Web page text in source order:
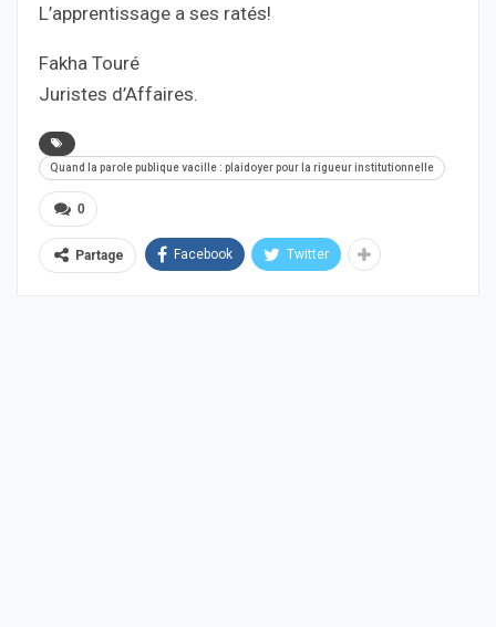
L’apprentissage a ses ratés!
Fakha Touré
Juristes d’Affaires.
Quand la parole publique vacille : plaidoyer pour la rigueur institutionnelle
0
Partage Facebook Twitter